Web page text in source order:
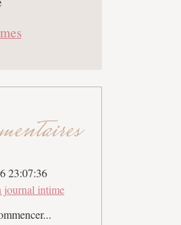
23:07:36
journal intime